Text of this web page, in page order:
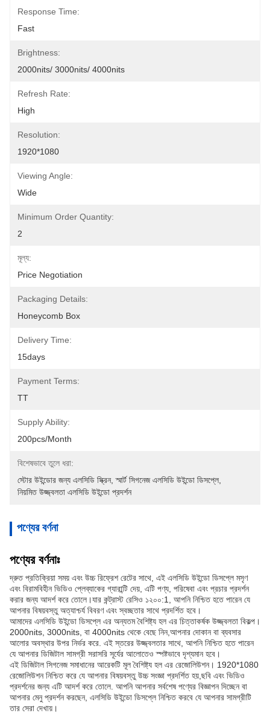
Response Time:
Fast
Brightness:
2000nits/ 3000nits/ 4000nits
Refresh Rate:
High
Resolution:
1920*1080
Viewing Angle:
Wide
Minimum Order Quantity:
2
মূল্য:
Price Negotiation
Packaging Details:
Honeycomb Box
Delivery Time:
15days
Payment Terms:
TT
Supply Ability:
200pcs/month
বিশেষভাবে তুলে ধরা:
স্টোর উইন্ডোর জন্য এলসিডি স্ক্রিন, স্মার্ট সিগনেজ এলসিডি উইন্ডো ডিসপ্লে
নিয়মিত উজ্জ্বলতা এলসিডি উইন্ডো প্রদর্শন
পণ্যের বর্ণনা
পণ্যের বর্ণনাঃ
দ্রুত প্রতিক্রিয়া সময় এবং উচ্চ রিফ্রেশ রেটের সাথে, এই এলসিডি উইন্ডো ডিসপ্লে মসৃণ
এবং বিরামবিহীন ভিডিও প্লেব্যাকের গ্যারান্টি দেয়, এটি পণ্য, পরিষেবা এবং প্রচার প্রদর্শন
করার জন্য আদর্শ করে তোলে।যার কন্ট্রাস্ট রেসিও ১২০০:1, আপনি নিশ্চিত হতে পারেন যে
আপনার বিষয়বস্তু অত্যাশ্চর্য বিবরণ এবং স্বচ্ছতার সাথে প্রদর্শিত হবে।
আমাদের এলসিডি উইন্ডো ডিসপ্লে এর অন্যতম বৈশিষ্ট্য হল এর চিত্তাকর্ষক উজ্জ্বলতা বিকল্প।
2000nits, 3000nits, বা 4000nits থেকে বেছে নিন,আপনার দোকান বা ব্যবসার
আলোর অবস্থার উপর নির্ভর করে. এই স্তরের উজ্জ্বলতার সাথে, আপনি নিশ্চিত হতে পারেন
যে আপনার ডিজিটাল সামগ্রী সরাসরি সূর্যের আলোতেও স্পষ্টভাবে দৃশ্যমান হবে।
এই ডিজিটাল সিগনেজ সমাধানের আরেকটি মূল বৈশিষ্ট্য হল এর রেজোলিউশন। 1920*1080
রেজোলিউশন নিশ্চিত করে যে আপনার বিষয়বস্তু উচ্চ সংজ্ঞা প্রদর্শিত হয়,ছবি এবং ভিডিও
প্রদর্শনের জন্য এটি আদর্শ করে তোলে. আপনি আপনার সর্বশেষ পণ্যের বিজ্ঞাপন দিচ্ছেন বা
আপনার মেনু প্রদর্শন করছেন, এলসিডি উইন্ডো ডিসপ্লে নিশ্চিত করবে যে আপনার সামগ্রীটি
তার সেরা দেখায়।